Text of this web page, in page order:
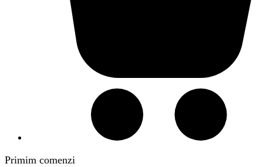
Primim comenzi